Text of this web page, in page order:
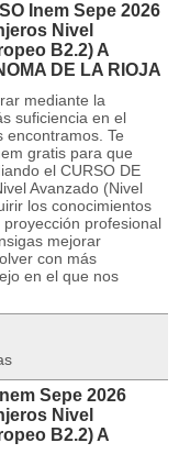
Inem Sepe 2026
Nivel
B2.2) A
DE LA RIOJA
mediante la
suficiencia en el
encontramos. Te
gratis para que
el CURSO DE
Avanzado (Nivel
los conocimientos
profesional
mejorar
con más
en el que nos
Sepe 2026
Nivel
B2.2) A